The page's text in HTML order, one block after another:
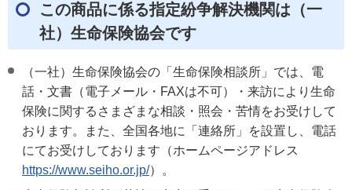
この商品に係る指定紛争解決機関は（一
社）生命保険協会です
（一社）生命保険協会の「生命保険相談所」では、電
話・文書（電子メール・FAXは不可）・来訪により生命
保険に関するさまざまな相談・照会・苦情をお受けして
おります。また、全国各地に「連絡所」を設置し、電話
にてお受けしております（ホームページアドレス
https://www.seiho.or.jp/）。